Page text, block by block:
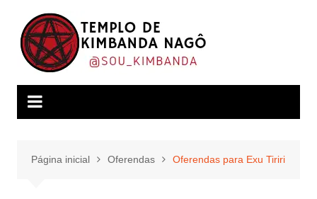
conteúdo
Página inicial Oferendas Oferendas para Exu Tiriri